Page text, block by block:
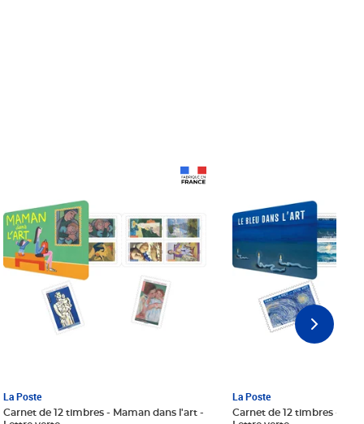
La Poste
Carnet de 12 timbres - Maman dans l'art -
La Poste
Carnet de 12 timbres - Le